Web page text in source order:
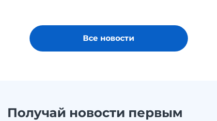
Все новости
Получай новости первым